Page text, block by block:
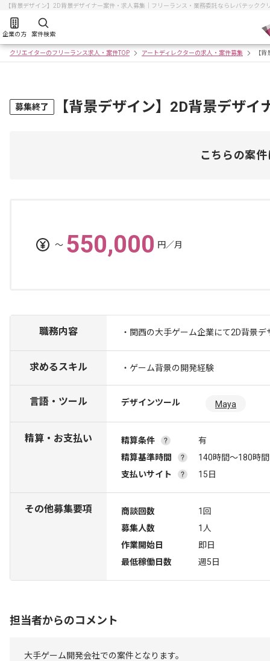
【背景デザイン】2D背景デザイナー案件・求人募集｜フリーランス・業務委託ならレバテックク
企業の方 案件検索
クリエイターのフリーランス求人・案件TOP アートディレクターの求人・案件募集 【
募集終了 【背景デザイン】2D背景デザイ
こちらの案
〜 550,000 円／月
職務内容 ・関西の大手ゲーム企業にて2D背景
求めるスキル ・ゲーム背景の開発経験
言語・ツール デザインツール Maya
精算・お支払い 精算条件
有
精算基準時間
140時間〜180時間
支払いサイト
15日
その他募集要項 商談回数
1回
募集人数
1人
作業開始日
即日
最低稼働日数
週5日
担当者からのコメント
大手ゲーム開発会社での案件となります。